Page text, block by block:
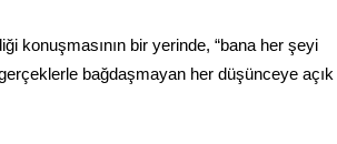
konuşmasının bir yerinde, “bana her şeyi
bağdaşmayan her düşünceye açık